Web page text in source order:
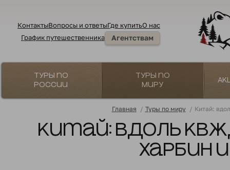
КонтактыВопросы и ответыГде купитьО нас
График путешественника
Агентствам
Туры по
России
Туры по
миру
Главная / Туры по миру / Китай:
Китай: вдоль
Харбин